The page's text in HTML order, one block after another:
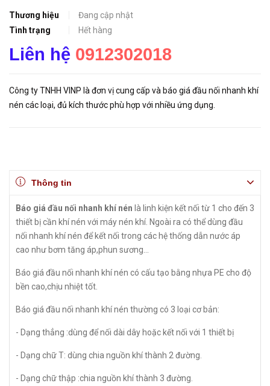
Thương hiệu
Đang cập nhật
Tình trạng
Hết hàng
Liên hệ 0912302018
Công ty TNHH VINP là đơn vị cung cấp và báo giá đầu nối nhanh khí
nén các loại, đủ kích thước phù hợp với nhiều ứng dụng.
Thông tin
Báo giá đầu nối nhanh khí nén là linh kiện kết nối từ 1 cho đến 3
thiết bị cần khí nén với máy nén khí. Ngoài ra có thể dùng đầu
nối nhanh khí nén để kết nối trong các hệ thống dẫn nước áp
cao như bơm tăng áp,phun sương...
Báo giá đầu nối nhanh khí nén có cấu tạo bằng nhựa PE cho độ
bền cao,chịu nhiệt tốt.
Báo giá đầu nối nhanh khí nén thường có 3 loại cơ bản:
- Dạng thẳng :dùng để nối dài dây hoặc kết nối với 1 thiết bị
- Dạng chữ T: dùng chia nguồn khí thành 2 đường.
- Dạng chữ thập :chia nguồn khí thành 3 đường.